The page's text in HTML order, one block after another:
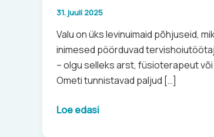
31. juuli 2025
Valu on üks levinuimaid põhjuseid,
inimesed pöörduvad
– olgu selleks arst, füsioterapeut
Ometi tunnistavad paljud […]
Loe edasi